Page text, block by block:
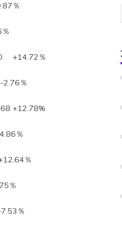
％
+14.72％
％
+12.78%
％
％
％
％